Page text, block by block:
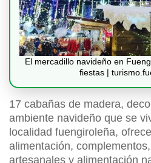
El mercadillo navideño en
fiestas |
17 cabañas de madera,
ambiente navideño que se
localidad fuengiroleña,
alimentación,
artesanales y alimentación